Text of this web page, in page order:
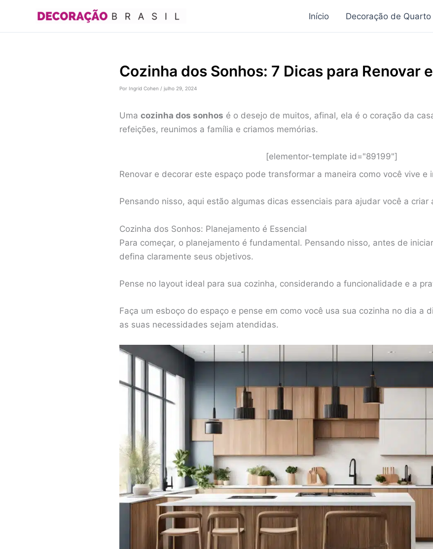
o
Início Decoração de Quarto
Cozinha dos Sonhos: 7 Dicas para Renovar
Por Ingrid Cohen / julho 29, 2024
Uma cozinha dos sonhos é o desejo de muitos, afinal, ela é o coração da
refeições, reunimos a família e criamos memórias.
[elementor-template id="89199"]
Renovar e decorar este espaço pode transformar a maneira como você vive e
Pensando nisso, aqui estão algumas dicas essenciais para ajudar você a criar
Cozinha dos Sonhos: Planejamento é Essencial
Para começar, o planejamento é fundamental. Pensando nisso, antes de
defina claramente seus objetivos.
Pense no layout ideal para sua cozinha, considerando a funcionalidade e a
Faça um esboço do espaço e pense em como você usa sua cozinha no dia a
as suas necessidades sejam atendidas.